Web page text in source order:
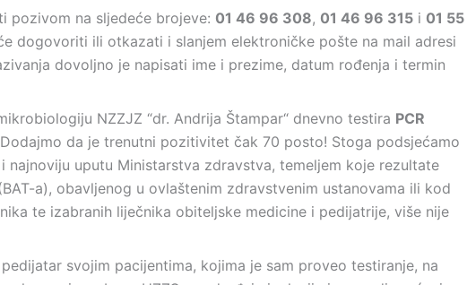
pozivom na sljedeće brojeve: 01 46 96 308, 01 46 96 315 i 01 55
dogovoriti ili otkazati i slanjem elektroničke pošte na mail adresi
dovoljno je napisati ime i prezime, datum rođenja i termin
NZZJZ “dr. Andrija Štampar“ dnevno testira PCR
da je trenutni pozitivitet čak 70 posto! Stoga podsjećamo
najnoviju uputu Ministarstva zdravstva, temeljem koje rezultate
a), obavljenog u ovlaštenim zdravstvenim ustanovama ili kod
te izabranih liječnika obiteljske medicine i pedijatrije, više nije
svojim pacijentima, kojima je sam proveo testiranje, na